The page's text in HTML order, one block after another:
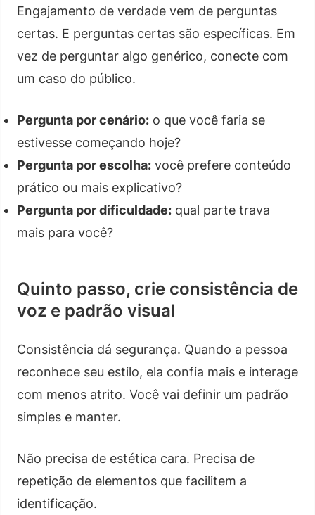
Engajamento de verdade vem de perguntas
certas. E perguntas certas são específicas. Em
vez de perguntar algo genérico, conecte com
um caso do público.
Pergunta por cenário: o que você faria se
estivesse começando hoje?
Pergunta por escolha: você prefere conteúdo
prático ou mais explicativo?
Pergunta por dificuldade: qual parte trava
mais para você?
Quinto passo, crie consistência de
voz e padrão visual
Consistência dá segurança. Quando a pessoa
reconhece seu estilo, ela confia mais e interage
com menos atrito. Você vai definir um padrão
simples e manter.
Não precisa de estética cara. Precisa de
repetição de elementos que facilitem a
identificação.